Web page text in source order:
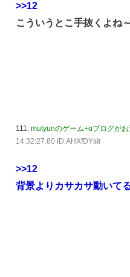
>>12
こういうとこ手抜くよね～
111: mutyunのゲーム+αブログがお
14:32:27.80 ID:AHXfDYsIr
>>12
背景よりカサカサ動いて